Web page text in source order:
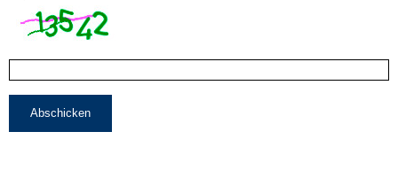
Abschicken